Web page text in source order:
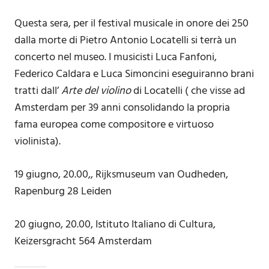
Questa sera, per il festival musicale in onore dei 250
dalla morte di Pietro Antonio Locatelli si terrà un
concerto nel museo. I musicisti Luca Fanfoni,
Federico Caldara e Luca Simoncini eseguiranno brani
tratti dall’Arte del violinodi Locatelli ( che visse ad
Amsterdam per 39 anni consolidando la propria
fama europea come compositore e virtuoso
violinista).
19 giugno, 20.00,, Rijksmuseum van Oudheden,
Rapenburg 28 Leiden
20 giugno, 20.00, Istituto Italiano di Cultura,
Keizersgracht 564 Amsterdam